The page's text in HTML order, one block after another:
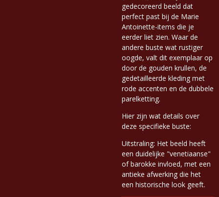
gedecoreerd beeld dat
perfect past bij de Marie
Antoinette-items die je
eerder liet zien. Waar de
andere buste wat rustiger
oogde, valt dit exemplaar op
door de gouden krullen, de
gedetailleerde kleding met
rode accenten en de dubbele
parelketting.
Hier zijn wat details over
deze specifieke buste:
Uitstraling: Het beeld heeft
een duidelijke "venetiaanse"
of barokke invloed, met een
antieke afwerking die het
een historische look geeft.